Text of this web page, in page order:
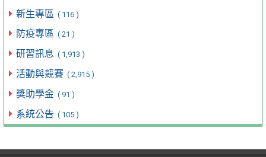
新生專區 ( 116 )
防疫專區 ( 21 )
研習訊息 ( 1,913 )
活動與競賽 ( 2,915 )
獎助學金 ( 91 )
系統公告 ( 105 )